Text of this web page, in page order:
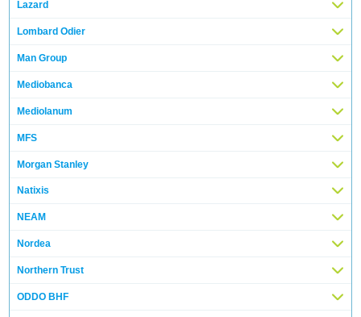
Lazard
Lombard Odier
Man Group
Mediobanca
Mediolanum
MFS
Morgan Stanley
Natixis
NEAM
Nordea
Northern Trust
ODDO BHF